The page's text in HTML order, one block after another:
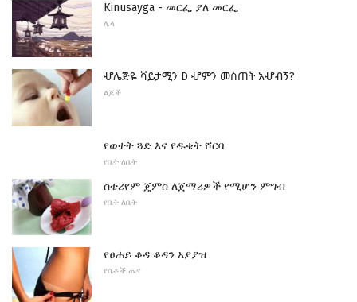
Kinusayga - መርፌ ያለ መርፌ
ሌላ
ሇሌጅዬ ቫይታሚን D ሇምን መስጠት አሇብኝ?
ልጆች
የወተት ጓድ እና የዱቄት ሾርባ
የቤት ለቤት
ስቴሪየም ጄምስ ለጀማሪዎች የሚሆን ምግብ
የቤት ለቤት
የፀሐይ ቆዳ ቆዳን አያያዝ
የሴቶች ጤና